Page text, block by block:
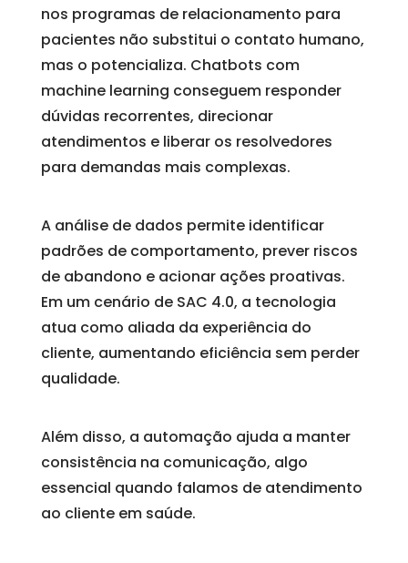
nos programas de relacionamento para
pacientes não substitui o contato humano,
mas o potencializa. Chatbots com
machine learning conseguem responder
dúvidas recorrentes, direcionar
atendimentos e liberar os resolvedores
para demandas mais complexas.
A análise de dados permite identificar
padrões de comportamento, prever riscos
de abandono e acionar ações proativas.
Em um cenário de SAC 4.0, a tecnologia
atua como aliada da experiência do
cliente, aumentando eficiência sem perder
qualidade.
Além disso, a automação ajuda a manter
consistência na comunicação, algo
essencial quando falamos de atendimento
ao cliente em saúde.